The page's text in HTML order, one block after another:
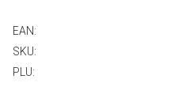
EAN:
SKU:
PLU: